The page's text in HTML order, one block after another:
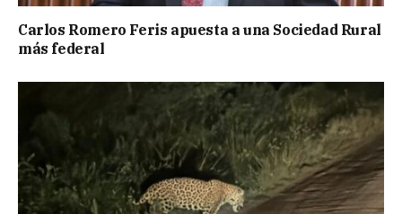
Carlos Romero Feris apuesta a una Sociedad Rural
más federal